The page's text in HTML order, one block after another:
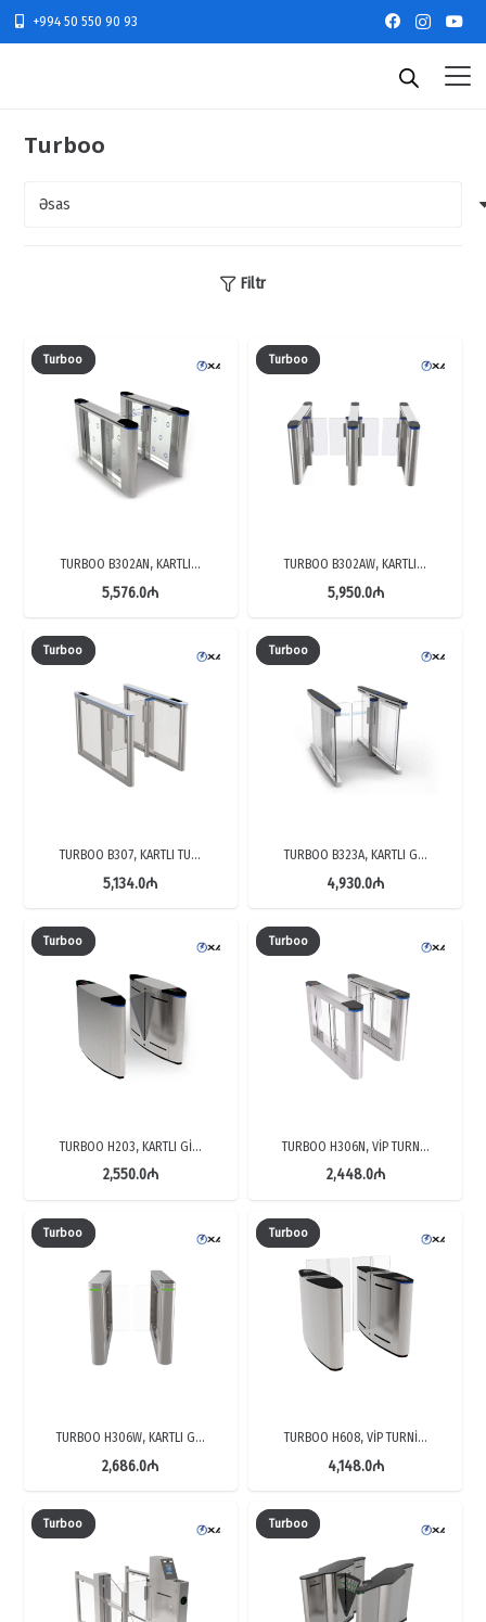
+994 50 550 90 93
Turboo
Filtr
Turboo
TURBOO B302AN, KARTLI…
5,576.0₼
Turboo
TURBOO B302AW, KARTLI…
5,950.0₼
Turboo
TURBOO B307, KARTLI TU…
5,134.0₼
Turboo
TURBOO B323A, KARTLI G…
4,930.0₼
Turboo
TURBOO H203, KARTLI Gİ…
2,550.0₼
Turboo
TURBOO H306N, VİP TURN…
2,448.0₼
Turboo
TURBOO H306W, KARTLI G…
2,686.0₼
Turboo
TURBOO H608, VİP TURNİ…
4,148.0₼
Turboo Turboo